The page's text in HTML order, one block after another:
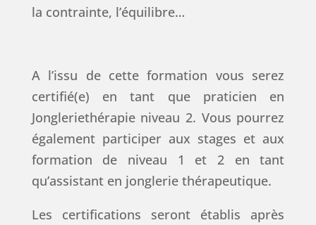
la contrainte, l’équilibre…
A l’issu de cette formation vous serez
certifié(e) en tant que praticien en
Jongleriethérapie niveau 2. Vous pourrez
également participer aux stages et aux
formation de niveau 1 et 2 en tant
qu’assistant en jonglerie thérapeutique.
Les certifications seront établis après